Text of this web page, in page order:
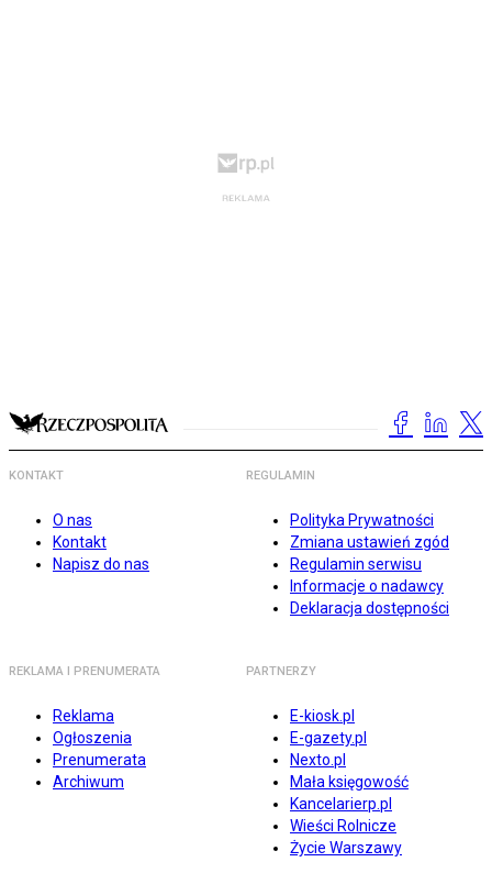
KONTAKT
O nas
Kontakt
Napisz do nas
REGULAMIN
Polityka Prywatności
Zmiana ustawień zgód
Regulamin serwisu
Informacje o nadawcy
Deklaracja dostępności
REKLAMA I PRENUMERATA
Reklama
Ogłoszenia
Prenumerata
Archiwum
PARTNERZY
E-kiosk.pl
E-gazety.pl
Nexto.pl
Mała księgowość
Kancelarierp.pl
Wieści Rolnicze
Życie Warszawy